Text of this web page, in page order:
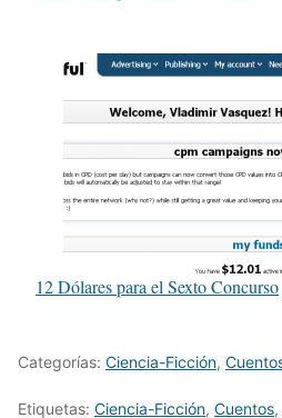
12 Dólares para el Sexto Concurso
Categorías: Ciencia-Ficción,
Etiquetas: Ciencia-Ficción, Cuentos,